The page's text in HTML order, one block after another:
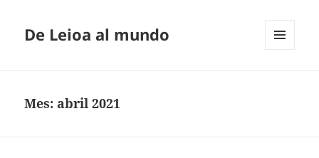
De Leioa al mundo
Mes: abril 2021